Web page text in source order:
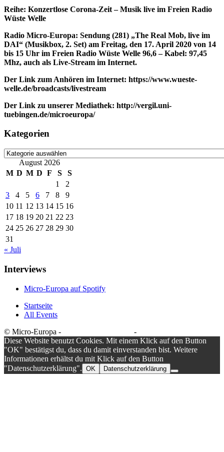
Reihe: Konzertlose Corona-Zeit – Musik live im Freien Radio
Wüste Welle
Radio Micro-Europa: Sendung (281) „The Real Mob, live im
DAI“ (Musikbox, 2. Set) am Freitag, den 17. April 2020 von 14
bis 15 Uhr im Freien Radio Wüste Welle 96,6 – Kabel: 97,45
Mhz, auch als Live-Stream im Internet.
Der Link zum Anhören im Internet: https://www.wueste-
welle.de/broadcasts/livestream
Der Link zu unserer Mediathek: http://vergil.uni-
tuebingen.de/microeuropa/
Kategorien
Kategorien
August 2026
M D M D F S
S
1
2
3
4 5 6 7 8
9
10 11 12 13 14 15 16
17 18 19 20 21 22 23
24 25 26 27 28 29 30
31
« Juli
Interviews
Micro-Europa auf Spotify
Startseite
All Events
© Micro-Europa -
-
Diese Website benutzt Cookies. Mit einem Klick auf den Button
"OK" bestätigst du, dass du damit einverstanden bist. Weitere
Informationen erhältst du mit Klick auf den Button
"Datenschutzerklärung". OK Datenschutzerklärung